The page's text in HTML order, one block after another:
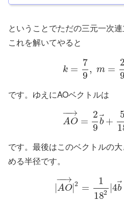
ということでただの三元一次
これを解いてやると
k =
7
9
, m =
2
9
です。ゆえにAOベクトルは
AO
−→
−
=
2
9
b⃗+
5
です。最後はこのベクトルの
める半径です。
AO
−→
−
| 2 =
1
182 4b⃗